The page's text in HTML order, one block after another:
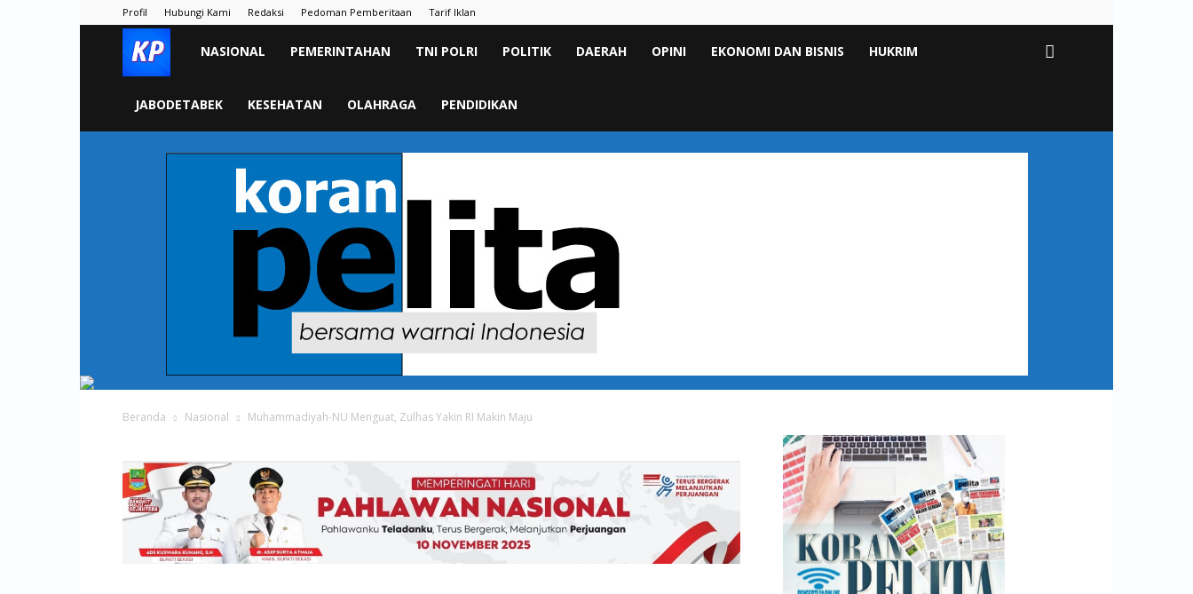
Profil Hubungi Kami Redaksi Pedoman Pemberitaan Tarif Iklan
KORAN
PELITA
NASIONAL PEMERINTAHAN TNI POLRI POLITIK DAERAH OPINI EKONOMI DAN BISNIS HUKRIM
JABODETABEK KESEHATAN OLAHRAGA PENDIDIKAN
Beranda Nasional Muhammadiyah-NU Menguat, Zulhas Yakin RI Makin Maju